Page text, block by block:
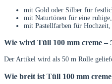
mit Gold oder Silber für
mit Naturtönen für eine
mit Pastellfarben für
Wie wird Tüll 100 mm creme –
Der Artikel wird als 50 m Rolle
Wie breit ist Tüll 100 mm